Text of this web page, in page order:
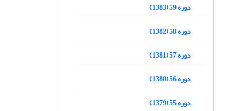
دوره 59 (1383)
دوره 58 (1382)
دوره 57 (1381)
دوره 56 (1380)
دوره 55 (1379)